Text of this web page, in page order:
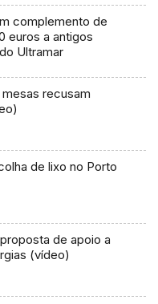
complemento de
euros a antigos
Ultramar
recusam
de lixo no Porto
de apoio a
(vídeo)